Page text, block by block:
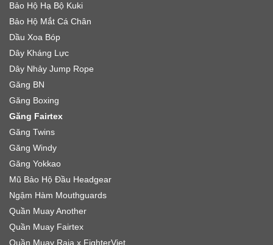
Bảo Hộ Hạ Bộ Kuki
Bảo Hộ Mắt Cá Chân
Dầu Xoa Bóp
Dây Kháng Lực
Dây Nhảy Jump Rope
Găng BN
Găng Boxing
Găng Fairtex
Găng Twins
Găng Windy
Găng Yokkao
Mũ Bảo Hộ Đầu Headgear
Ngậm Hàm Mouthguards
Quần Muay Another
Quần Muay Fairtex
Quần Muay Raja x FighterViet